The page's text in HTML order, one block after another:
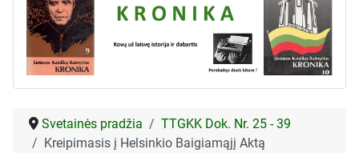
Svetainės pradžia
TTGKK Dok. Nr. 25 - 39
Kreipimasis į Helsinkio Baigiamąjį Aktą